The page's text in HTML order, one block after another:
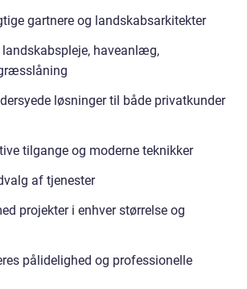
gartnere og landskabsarkitekter
haveanlæg,
løsninger til både privatkunder
tilgange og moderne teknikker
af tjenester
projekter i enhver størrelse og
pålidelighed og professionelle